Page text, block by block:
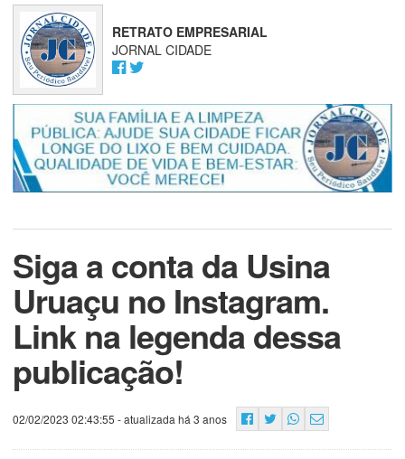
RETRATO EMPRESARIAL
JORNAL CIDADE
Siga a conta da Usina
Uruaçu no Instagram.
Link na legenda dessa
publicação!
02/02/2023 02:43:55 - atualizada há 3 anos